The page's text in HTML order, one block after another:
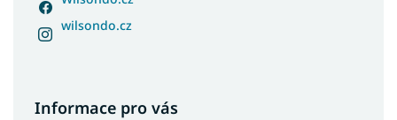
wilsondo.cz
Informace pro vás